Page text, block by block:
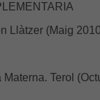
Llàtzer (Maig
Terol